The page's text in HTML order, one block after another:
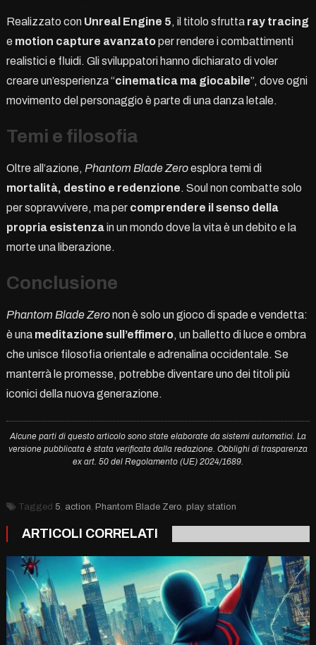
Realizzato con Unreal Engine 5, il titolo sfrutta ray tracing
e motion capture avanzatoper rendere i combattimenti
realistici e fluidi. Gli sviluppatori hanno dichiarato di voler
creare un’esperienza “cinematica ma giocabile”, dove ogni
movimento del personaggio è parte di una danza letale.
Temi e filosofia
Oltre all’azione, Phantom Blade Zeroesplora temi di
mortalità, destino e redenzione. Soul non combatte solo
per sopravvivere, ma per comprendere il senso della
propria esistenzain un mondo dove la vita è un debito e la
morte una liberazione.
Conclusione
Phantom Blade Zeronon è solo un gioco di spade e vendetta:
è una meditazione sull’effimero, un balletto di luce e ombra
che unisce filosofia orientale e adrenalina occidentale. Se
manterrà le promesse, potrebbe diventare uno dei titoli più
iconici della nuova generazione.
Alcune parti di questo articolo sono state elaborate da sistemi automatici. La
versione pubblicata è stata verificata dalla redazione. Obblighi di trasparenza
ex art. 50 del Regolamento (UE) 2024/1689.
Tagged 5 action Phantom Blade Zero play, station
ARTICOLI CORRELATI